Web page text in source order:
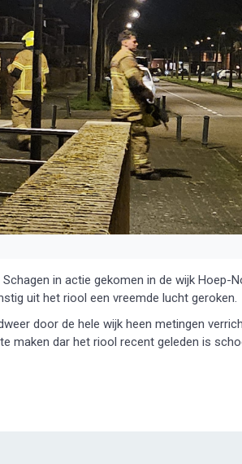
in actie gekomen in de wijk Hoep-
uit het riool een vreemde lucht geroken.
door de hele wijk heen metingen
maken dar het riool recent geleden is